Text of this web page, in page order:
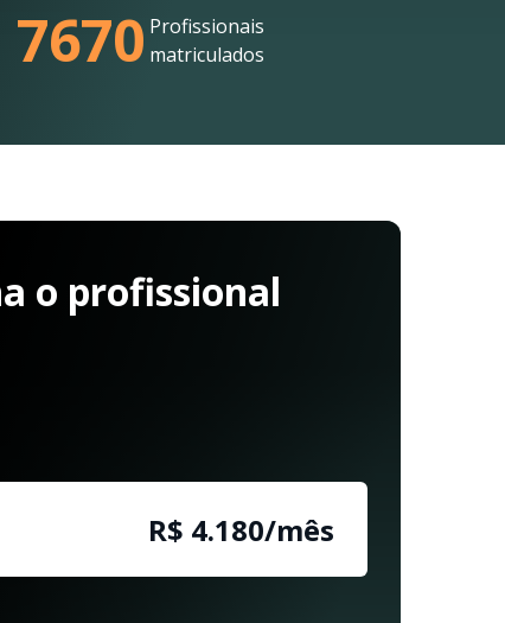
7670 Profissionais
matriculados
o profissional
R$ 4.180/mês